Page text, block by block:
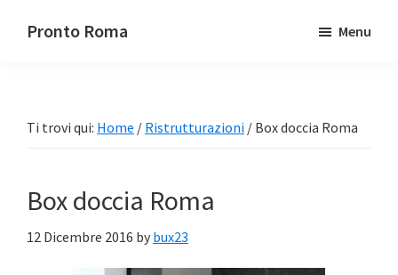
Pronto Roma Menu
Ti trovi qui: Home / Ristrutturazioni / Box doccia Roma
Box doccia Roma
12 Dicembre 2016 by bux23